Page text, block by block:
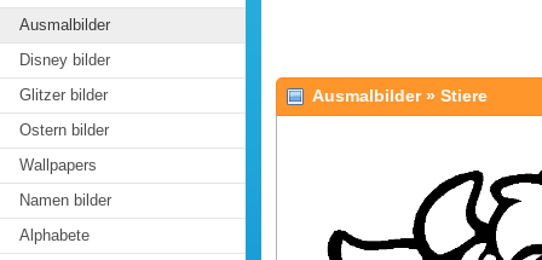
Ausmalbilder
Disney bilder
Glitzer bilder
Ostern bilder
Wallpapers
Namen bilder
Alphabete
Ausmalbilder» Stiere